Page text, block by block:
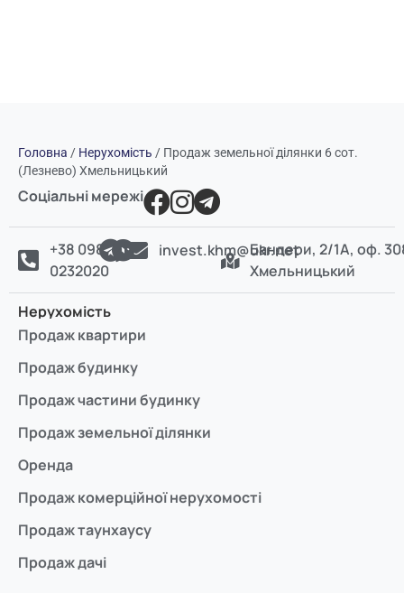
Головна / Нерухомість / Продаж земельної ділянки 6 сот.
(Лезнево) Хмельницький
Соціальні мережі
+38 098
0232020
invest.khm@ukr.netБандери, 2/1А, оф.
Хмельницький
Нерухомість
Продаж квартири
Продаж будинку
Продаж частини будинку
Продаж земельної ділянки
Оренда
Продаж комерційної нерухомості
Продаж таунхаусу
Продаж дачі